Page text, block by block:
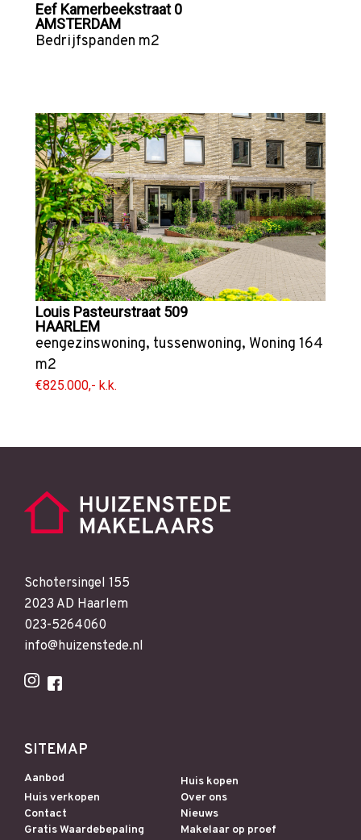
Eef Kamerbeekstraat 0
AMSTERDAM
Bedrijfspanden m2
Louis Pasteurstraat 509
HAARLEM
eengezinswoning, tussenwoning, Woning 164
m2
€825.000,- k.k.
Schotersingel 155
2023 AD Haarlem
023-5264060
info@huizenstede.nl
SITEMAP
Aanbod
Huis kopen
Huis verkopen
Over ons
Contact
Nieuws
Gratis Waardebepaling
Makelaar op proef